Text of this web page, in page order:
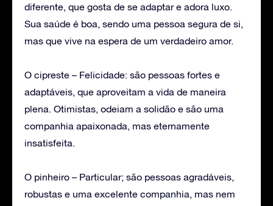
diferente, que gosta de se adaptar e adora luxo.
Sua saúde é boa, sendo uma pessoa segura de si,
mas que vive na espera de um verdadeiro amor.
O cipreste – Felicidade: são pessoas fortes e
adaptáveis, que aproveitam a vida de maneira
plena. Otimistas, odeiam a solidão e são uma
companhia apaixonada, mas eternamente
insatisfeita.
O pinheiro – Particular; são pessoas agradáveis,
robustas e uma excelente companhia, mas nem